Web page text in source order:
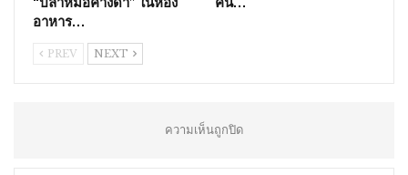
อาหาร…
PREV NEXT
ความเห็นถูกปิด